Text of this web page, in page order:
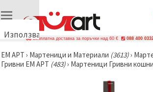
Използваме
🍪
Използваме
Безплатна доставка за поръчки над 60 € 088 400
ЕМ АРТ › Мартеници и Материали (3613)›
Гривни ЕМ АРТ (483)› Мартеници Гривни